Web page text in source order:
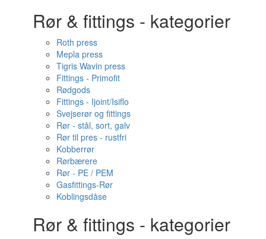
Rør & fittings - kategorier
Roth press
Mepla press
Tigris Wavin press
Fittings - Primofit
Rødgods
Fittings - Ijoint/Isiflo
Svejserør og fittings
Rør - stål, sort, galv
Rør til pres - rustfri
Kobberrør
Rørbærere
Rør - PE / PEM
Gasfittings-Rør
Koblingsdåse
Rør & fittings - kategorier